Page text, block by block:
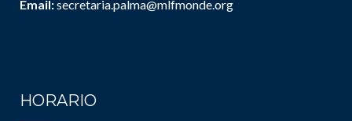
Email:secretaria.palma@mlfmonde.org
HORARIO